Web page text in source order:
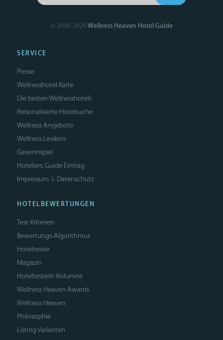
© 2006-2026Wellness Heaven Hotel Guide
SERVICE
Presse
Wellnesshotel Karte
Die besten Wellnesshotels
Personalisierte Hotelsuche
Wellness Angebote
Wellness Lexikon
Gewinnspiel
Hoteliers: Guide Eintrag
Impressum & Datenschutz
HOTELBEWERTUNGEN
Test-Kriterien
Bewertungs-Algorithmus
Hoteltester
Magazin
Hoteltesterin Kolumne
Wellness Heaven Awards
Wellness Heaven
Philosophie
Listing Varianten